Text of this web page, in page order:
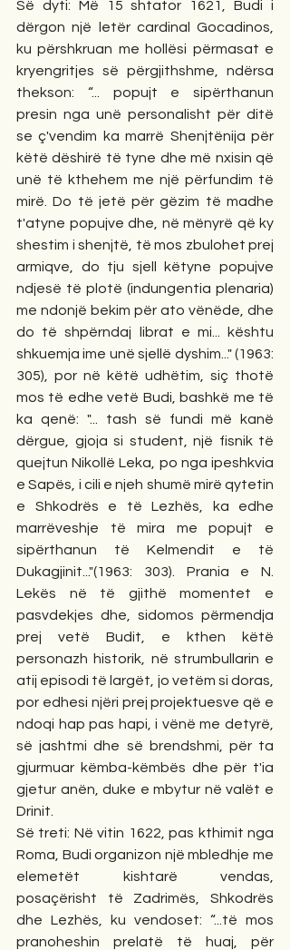
Së dyti: Më 15 shtator 1621, Budi i
dërgon një letër cardinal Gocadinos,
ku përshkruan me hollësi përmasat e
kryengritjes së përgjithshme, ndërsa
thekson: “... popujt e sipërthanun
presin nga unë personalisht për ditë
se ç'vendim ka marrë Shenjtënija për
këtë dëshirë të tyne dhe më nxisin që
unë të kthehem me një përfundim të
mirë. Do të jetë për gëzim të madhe
t'atyne popujve dhe, në mënyrë që ky
shestim i shenjtë, të mos zbulohet prej
armiqve, do tju sjell këtyne popujve
ndjesë të plotë (indungentia plenaria)
me ndonjë bekim për ato vënëde, dhe
do të shpërndaj librat e mi... kështu
shkuemja ime unë sjellë dyshim..." (1963:
305), por në këtë udhëtim, siç thotë
mos të edhe vetë Budi, bashkë me të
ka qenë: "... tash së fundi më kanë
dërgue, gjoja si student, një fisnik të
quejtun Nikollë Leka, po nga ipeshkvia
e Sapës, i cili e njeh shumë mirë qytetin
e Shkodrës e të Lezhës, ka edhe
marrëveshje të mira me popujt e
sipërthanun të Kelmendit e të
Dukagjinit..."(1963: 303). Prania e N.
Lekës në të gjithë momentet e
pasvdekjes dhe, sidomos përmendja
prej vetë Budit, e kthen këtë
personazh historik, në strumbullarin e
atij episodi të largët, jo vetëm si doras,
por edhesi njëri prej projektuesve që e
ndoqi hap pas hapi, i vënë me detyrë,
së jashtmi dhe së brendshmi, për ta
gjurmuar këmba-këmbës dhe për t'ia
gjetur anën, duke e mbytur në valët e
Drinit.
Së treti: Në vitin 1622, pas kthimit nga
Roma, Budi organizon një mbledhje me
elemetët kishtarë vendas,
posaçërisht të Zadrimës, Shkodrës
dhe Lezhës, ku vendoset: “...të mos
pranoheshin prelatë të huaj, për